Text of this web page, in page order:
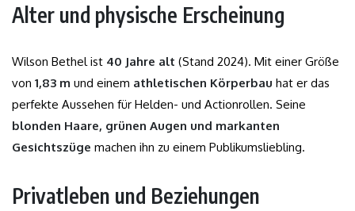
Alter und physische Erscheinung
Wilson Bethel ist 40 Jahre alt (Stand 2024). Mit einer Größe
von 1,83 m und einem athletischen Körperbau hat er das
perfekte Aussehen für Helden- und Actionrollen. Seine
blonden Haare, grünen Augen und markanten
Gesichtszüge machen ihn zu einem Publikumsliebling.
Privatleben und Beziehungen